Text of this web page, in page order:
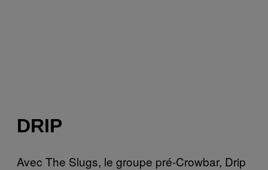
DRIP
Avec The Slugs, le groupe pré-Crowbar, Drip